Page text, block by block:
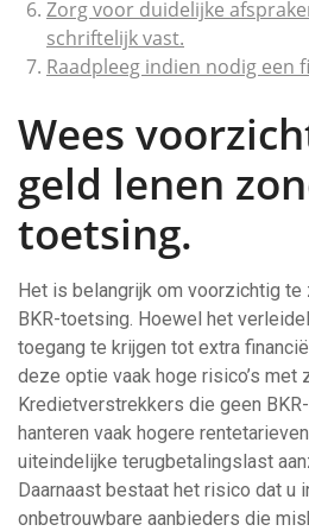
Zorg voor duidelijke
schriftelijk vast.
Raadpleeg indien nodig een
Wees
geld lenen
toetsing.
Het is belangrijk om voorzichtig
BKR-toetsing. Hoewel het
toegang te krijgen tot extra
deze optie vaak hoge risico’s met
Kredietverstrekkers die geen
hanteren vaak hogere
uiteindelijke terugbetalingslast
Daarnaast bestaat het risico dat u
onbetrouwbare aanbieders die